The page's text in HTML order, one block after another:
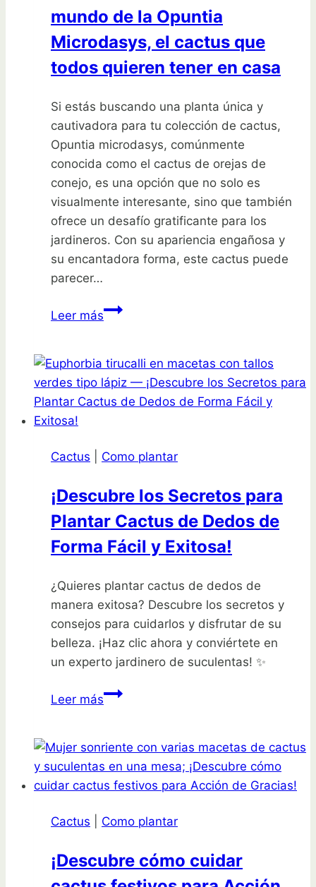
mundo de la Opuntia
Microdasys, el cactus que
todos quieren tener en casa
Si estás buscando una planta única y
cautivadora para tu colección de cactus,
Opuntia microdasys, comúnmente
conocida como el cactus de orejas de
conejo, es una opción que no solo es
visualmente interesante, sino que también
ofrece un desafío gratificante para los
jardineros. Con su apariencia engañosa y
su encantadora forma, este cactus puede
parecer…
Leer másDescubre
mundo
de
la
el
que
todos
quieren
tener
casa
Cactus Como plantar
¡Descubre los Secretos para
Plantar Cactus de Dedos de
Forma Fácil y Exitosa!
¿Quieres plantar cactus de dedos de
manera exitosa? Descubre los secretos y
consejos para cuidarlos y disfrutar de su
belleza. ¡Haz clic ahora y conviértete en
un experto jardinero de suculentas! ✨
Leer más¡Descubre
para
Plantar
Cactus
Dedos
Forma
Fácil
Cactus Como plantar
¡Descubre cómo cuidar